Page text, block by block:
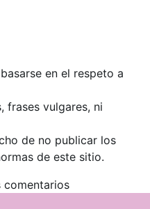
en el respeto a
frases vulgares, ni
de no publicar los
de este sitio.
comentarios